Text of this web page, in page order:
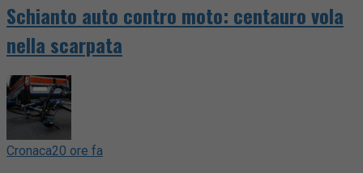
Schianto auto contro moto: centauro vola
nella scarpata
Cronaca20 ore fa